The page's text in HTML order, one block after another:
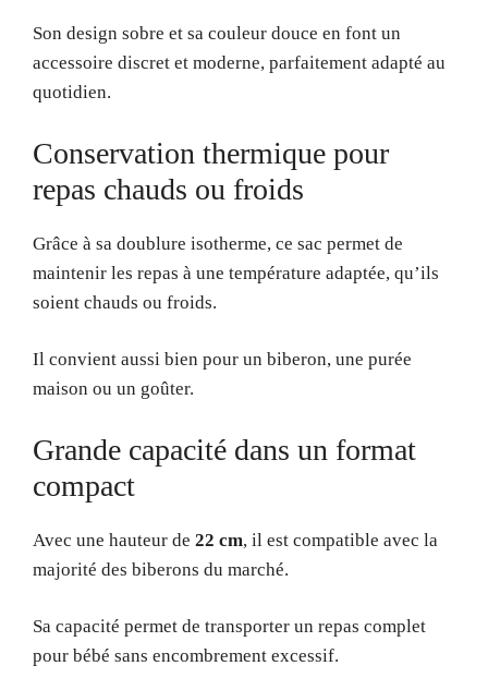
Son design sobre et sa couleur douce en font un
accessoire discret et moderne, parfaitement adapté au
quotidien.
Conservation thermique pour
repas chauds ou froids
Grâce à sa doublure isotherme, ce sac permet de
maintenir les repas à une température adaptée, qu’ils
soient chauds ou froids.
Il convient aussi bien pour un biberon, une purée
maison ou un goûter.
Grande capacité dans un format
compact
Avec une hauteur de 22 cm, il est compatible avec la
majorité des biberons du marché.
Sa capacité permet de transporter un repas complet
pour bébé sans encombrement excessif.